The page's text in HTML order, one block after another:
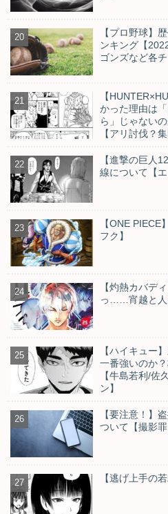
【プロ野球】
ンキング【
ゴンズなど各チ
【
かった理由は
ら」じゃない
【アリ討伐？
【進撃の巨人
線について【
【ONE PIECE
フク】
【灼熱カバデ
っ……宵越と人
【ハイキュー
一番強いのか
【牛島若利/佐
ン】
【要注意！】
ついて【撮影罪
【逃げ上手の